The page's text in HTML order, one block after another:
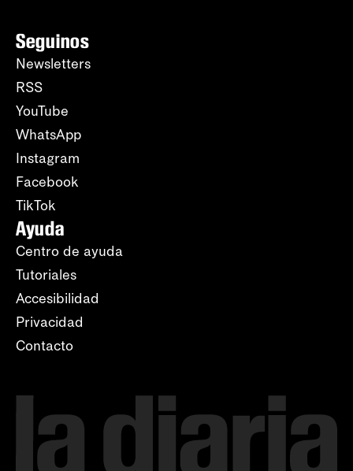
Seguinos
Newsletters
RSS
YouTube
WhatsApp
Instagram
Facebook
TikTok
Ayuda
Centro de ayuda
Tutoriales
Accesibilidad
Privacidad
Contacto